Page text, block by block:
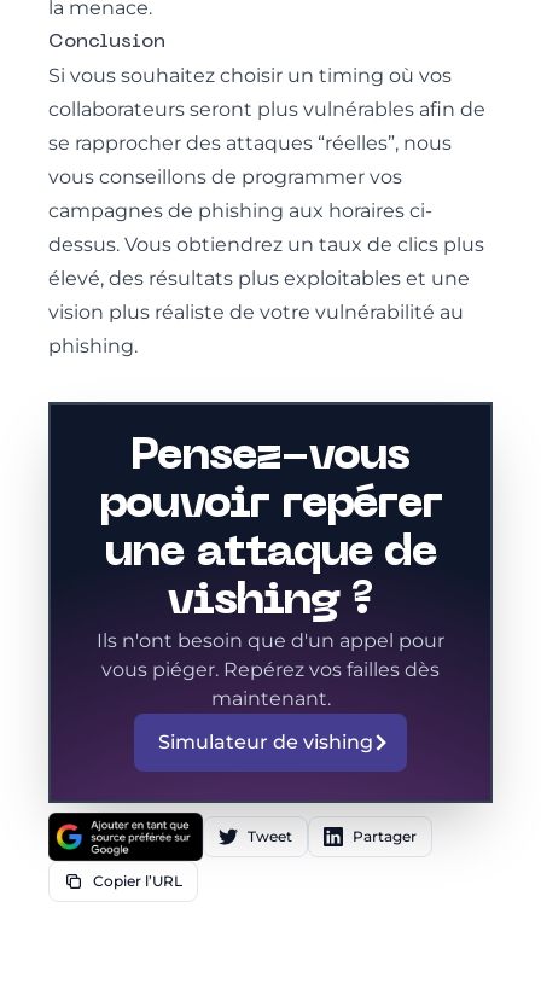
la menace.
Conclusion
Si vous souhaitez choisir un timing où vos
collaborateurs seront plus vulnérables afin de
se rapprocher des attaques “réelles”, nous
vous conseillons de programmer vos
campagnes de phishing aux horaires ci-
dessus. Vous obtiendrez un taux de clics plus
élevé, des résultats plus exploitables et une
vision plus réaliste de votre vulnérabilité au
phishing.
Pensez-vous
pouvoir repérer
une attaque de
vishing ?
Ils n'ont besoin que d'un appel pour
vous piéger. Repérez vos failles dès
maintenant.
Simulateur de vishing
Tweet Partager
Copier l’URL